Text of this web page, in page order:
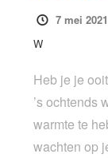
7 mei 2021
W
Heb je je
’s ochtends
warmte te
wachten op